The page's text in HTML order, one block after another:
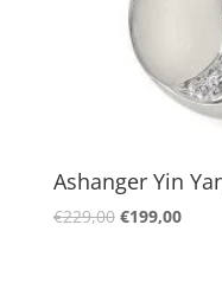
Ashanger Yin
€229,00 €199,00